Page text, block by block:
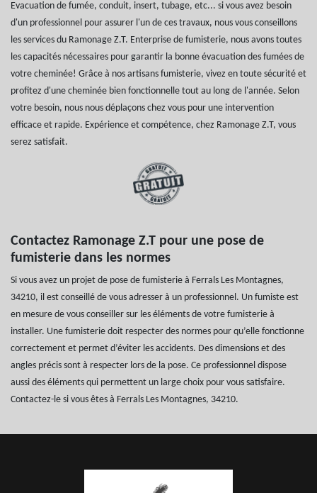
Evacuation de fumée, conduit, insert, tubage, etc... si vous avez besoin
d'un professionnel pour assurer l'un de ces travaux, nous vous conseillons
les services du Ramonage Z.T. Enterprise de fumisterie, nous avons toutes
les capacités nécessaires pour garantir la bonne évacuation des fumées de
votre cheminée! Grâce à nos artisans fumisterie, vivez en toute sécurité et
profitez d'une cheminée bien fonctionnelle tout au long de l'année. Selon
votre besoin, nous nous déplaçons chez vous pour une intervention
efficace et rapide. Expérience et compétence, chez Ramonage Z.T, vous
serez satisfait.
Contactez Ramonage Z.T pour une pose de
fumisterie dans les normes
Si vous avez un projet de pose de fumisterie à Ferrals Les Montagnes,
34210, il est conseillé de vous adresser à un professionnel. Un fumiste est
en mesure de vous conseiller sur les éléments de votre fumisterie à
installer. Une fumisterie doit respecter des normes pour qu’elle fonctionne
correctement et permet d’éviter les accidents. Des dimensions et des
angles précis sont à respecter lors de la pose. Ce professionnel dispose
aussi des éléments qui permettent un large choix pour vous satisfaire.
Contactez-le si vous êtes à Ferrals Les Montagnes, 34210.